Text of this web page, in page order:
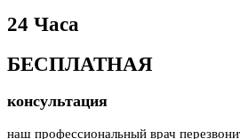
24 Часа
БЕСПЛАТНАЯ
консультация
наш профессиональный врач